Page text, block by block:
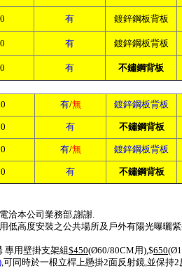
有 鍍鋅鋼板背板
有 鍍鋅鋼板背板
有 不鏽鋼背板
有/無 鍍鋅鋼板背板
有 不鏽鋼背板
有/無 鍍鋅鋼板背板
有 不鏽鋼背板
洽本公司業務部,謝謝.
低高度安裝之公共場所及戶外有陽光曝曬
專用壁掛支架組$450(Ø60/80CM用),$650(Ø
,可同時於一根立桿上懸掛2面反射鏡,並保持